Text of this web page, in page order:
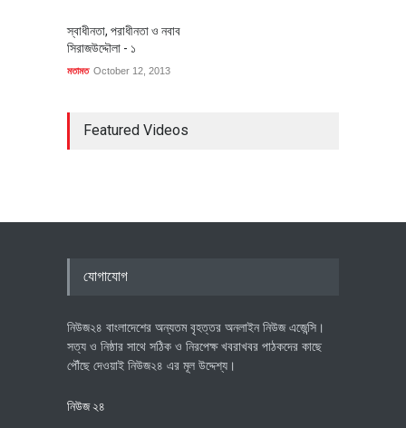
স্বাধীনতা, পরাধীনতা ও নবাব
সিরাজউদ্দৌলা - ১
মতামত October 12, 2013
Featured Videos
যোগাযোগ
নিউজ২৪ বাংলাদেশের অন্যতম বৃহত্তর অনলাইন নিউজ এজেন্সি।
সত্য ও নিষ্ঠার সাথে সঠিক ও নিরপেক্ষ খবরাখবর পাঠকদের কাছে
পৌঁছে দেওয়াই নিউজ২৪ এর মূল উদ্দেশ্য।
নিউজ ২৪